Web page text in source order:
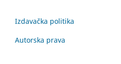
Izdavačka politika
Autorska prava